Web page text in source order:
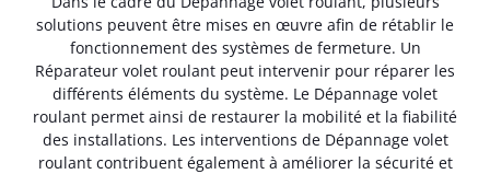
solutions peuvent être mises en œuvre afin de rétablir le
fonctionnement des systèmes de fermeture. Un
Réparateur volet roulant peut intervenir pour réparer les
différents éléments du système. Le Dépannage volet
roulant permet ainsi de restaurer la mobilité et la fiabilité
des installations. Les interventions de Dépannage volet
roulant contribuent également à améliorer la sécurité et